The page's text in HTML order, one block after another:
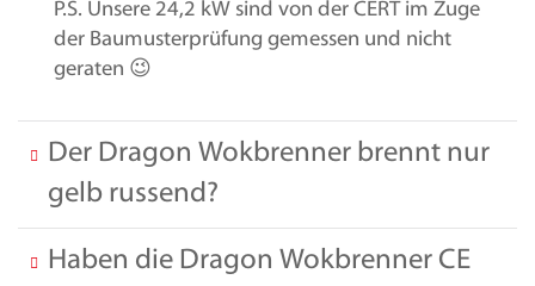
P.S. Unsere 24,2 kW sind von der CERT im Zuge
der Baumusterprüfung gemessen und nicht
geraten 😉
Der Dragon Wokbrenner brennt nur
gelb russend?
Haben die Dragon Wokbrenner CE